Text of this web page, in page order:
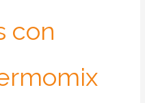
con